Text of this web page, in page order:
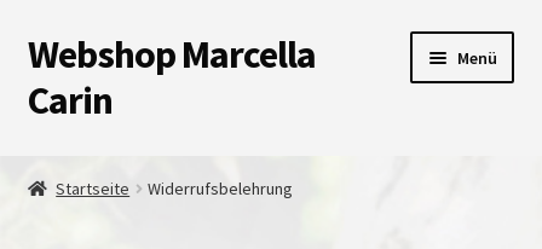
Zur
Navigation
springen
Zum
Inhalt
springen
Webshop Marcella
Carin
Menü
Startseite Widerrufsbelehrung